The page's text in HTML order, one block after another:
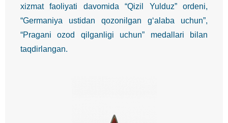
xizmat faoliyati davomida “Qizil Yulduz” ordeni,
“Germaniya ustidan qozonilgan g‘alaba uchun”,
“Pragani ozod qilganligi uchun” medallari bilan
taqdirlangan.